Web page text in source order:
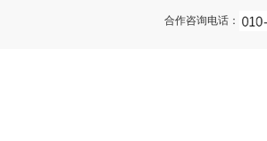
合作咨询电话：